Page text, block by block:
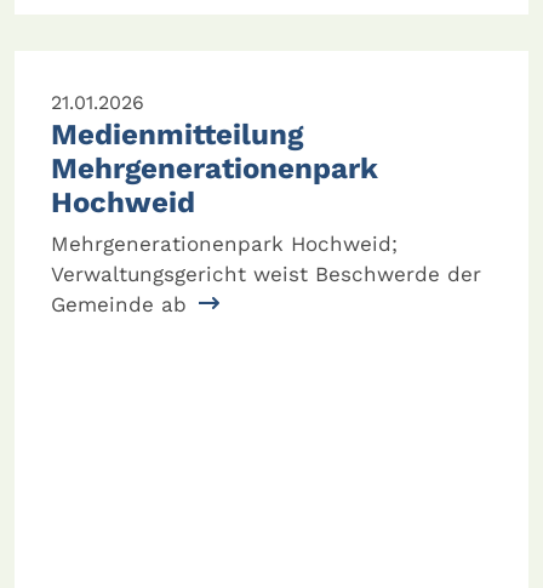
21.01.2026
Medienmitteilung
Mehrgenerationenpark
Hochweid
Mehrgenerationenpark Hochweid;
Verwaltungsgericht weist Beschwerde der
Gemeinde ab